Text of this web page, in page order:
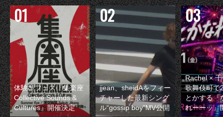
体験型フェス『集楽座
Collective Sounds &
Cultures』開催決定
jjean、sheidAをフィー
チャーした最新シング
ル“gossip boy”MV公開
Rachel ×
歌舞伎町で
とかする『
れーーッ』